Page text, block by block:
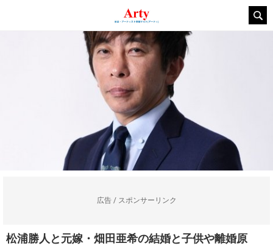
広告 / スポンサーリンク
松浦勝人と元嫁・畑田亜希の結婚と子供や離婚原